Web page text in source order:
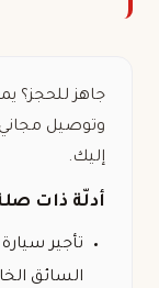
جاهز للحجز؟
وتوصيل
إليك.
أدلّة ذات
تأجير
السائق